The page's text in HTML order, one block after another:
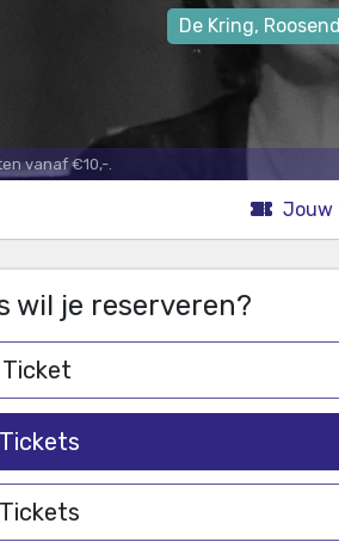
De Kring,
vanaf €10,-.
Jouw
wil je reserveren?
Ticket
Tickets
Tickets